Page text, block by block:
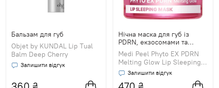
Бальзам для губ
Objet by KUNDAL Lip Tual
Balm Deep Cherry
Залишити відгук
Нічна маска для губ із
PDRN, екзосомами та
пептидами
Medi Peel Phyto EX PDRN
Melting Glow Lip Sleeping
MaskЗалишити відгук